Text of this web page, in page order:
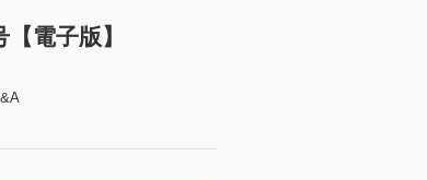
電子版】